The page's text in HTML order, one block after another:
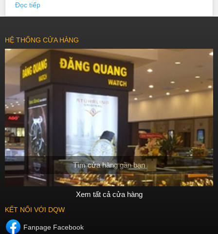
Đọc tiếp
HỆ THỐNG CỬA HÀNG
Tìm cửa hàng gần bạn
Xem tất cả cửa hàng
KẾT NỐI VỚI DQW
Fanpage Facebook